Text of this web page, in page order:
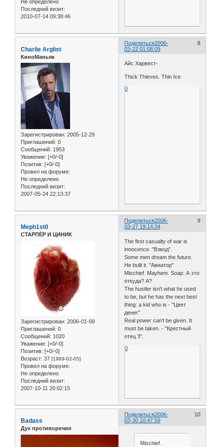
Не определено
Последний визит:
2010-07-14 09:38:46
Поделиться 8
2006-
03-22 01:08:09
Charlie Arglist
КиноМаньяк
Зарегистрирован: 2005-12-29
Приглашений: 0
Сообщений: 1953
Уважение: [+0/-0]
Позитив: [+0/-0]
Провел на форуме:
Не определено
Последний визит:
2007-05-24 22:13:37
Айс Харвест-
Thick Thieves. Thin Ice.
0
Поделиться 9
2006-
03-27 19:14:34
Meph1st0
СТАРПЁР И ЦИНИК
Зарегистрирован: 2006-01-09
Приглашений: 0
Сообщений: 1020
Уважение: [+0/-0]
Позитив: [+0/-0]
Возраст: 37 [1989-02-05]
Провел на форуме:
Не определено
Последний визит:
2007-10-11 20:02:15
The first casualty of war is
innocence. "Взвод".
Some men dream the future.
He built it. "Авиатор"
Mischief. Mayhem. Soap. А это
откуда? А?
The hustler isn't what he used
to be, but he has the next best
thing: a kid who is - "Цвет
денег"
Real power can't be given. It
must be taken. - "Крестный
отец 3".
0
Поделиться 10
2006-
03-30 10:47:59
Badass
Дух противоречия
Mischief.